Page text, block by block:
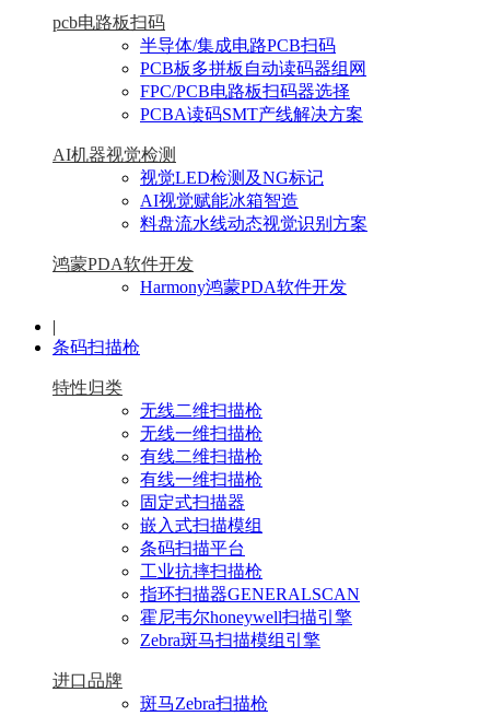
pcb电路板扫码
半导体/集成电路PCB扫码
PCB板多拼板自动读码器组网
FPC/PCB电路板扫码器选择
PCBA读码SMT产线解决方案
AI机器视觉检测
视觉LED检测及NG标记
AI视觉赋能冰箱智造
料盘流水线动态视觉识别方案
鸿蒙PDA软件开发
Harmony鸿蒙PDA软件开发
|
条码扫描枪
特性归类
无线二维扫描枪
无线一维扫描枪
有线二维扫描枪
有线一维扫描枪
固定式扫描器
嵌入式扫描模组
条码扫描平台
工业抗摔扫描枪
指环扫描器GENERALSCAN
霍尼韦尔honeywell扫描引擎
Zebra斑马扫描模组引擎
进口品牌
斑马Zebra扫描枪